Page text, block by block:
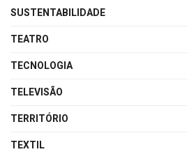
SUSTENTABILIDADE
TEATRO
TECNOLOGIA
TELEVISÃO
TERRITÓRIO
TEXTIL